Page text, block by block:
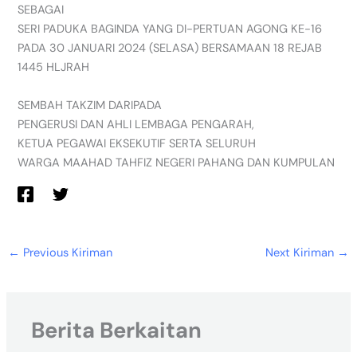
SEBAGAI
SERI PADUKA BAGINDA YANG DI-PERTUAN AGONG KE-16
PADA 30 JANUARI 2024 (SELASA) BERSAMAAN 18 REJAB
1445 HLJRAH
SEMBAH TAKZIM DARIPADA
PENGERUSI DAN AHLI LEMBAGA PENGARAH,
KETUA PEGAWAI EKSEKUTIF SERTA SELURUH
WARGA MAAHAD TAHFIZ NEGERI PAHANG DAN KUMPULAN
← Previous Kiriman Next Kiriman →
Berita Berkaitan